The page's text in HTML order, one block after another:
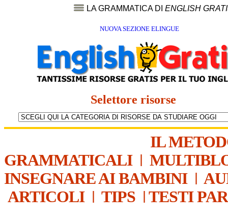
LA GRAMMATICA DI ENGLISH
NUOVA SEZIONE ELINGUE
Selettore risorse
IL
GRAMMATICALI|
INSEGNARE AI BAMBINI|
ARTICOLI| TIPS | TESTI